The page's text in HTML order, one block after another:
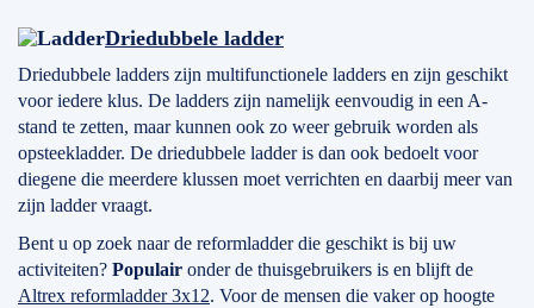
Driedubbele ladder
Driedubbele ladders zijn multifunctionele ladders en zijn geschikt
voor iedere klus. De ladders zijn namelijk eenvoudig in een A-
stand te zetten, maar kunnen ook zo weer gebruik worden als
opsteekladder. De driedubbele ladder is dan ook bedoelt voor
diegene die meerdere klussen moet verrichten en daarbij meer van
zijn ladder vraagt.
Bent u op zoek naar de reformladder die geschikt is bij uw
activiteiten? Populair onder de thuisgebruikers is en blijft de
Altrex reformladder 3x12. Voor de mensen die vaker op hoogte